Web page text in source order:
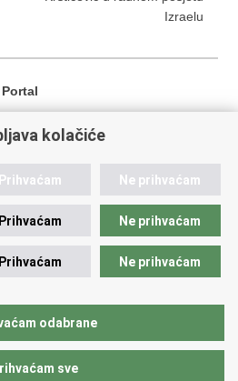
Izraelu
Zagreb
(0)1 4920 149
kolačiće
Prihvaćam Ne prihvaćam
Prihvaćam Ne prihvaćam
Prihvaćam Ne prihvaćam
odabrane
sve